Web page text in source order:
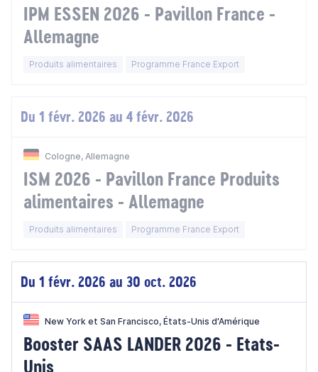
IPM ESSEN 2026 - Pavillon France -
Allemagne
Produits alimentaires Programme France Export
Du 1 févr. 2026 au 4 févr. 2026
Cologne, Allemagne
ISM 2026 - Pavillon France Produits
alimentaires - Allemagne
Produits alimentaires Programme France Export
Du 1 févr. 2026 au 30 oct. 2026
New York et San Francisco, États-Unis d'Amérique
Booster SAAS LANDER 2026 - Etats-
Unis